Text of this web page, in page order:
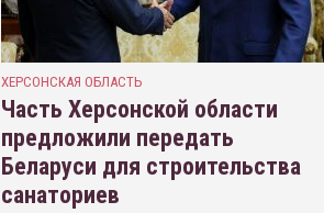
ХЕРСОНСКАЯ ОБЛАСТЬ
Часть Херсонской области
предложили передать
Беларуси для строительства
санаториев